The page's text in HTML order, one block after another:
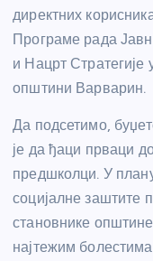
директних
Програме рада
и Нацрт
општини Варварин.
Да подсетимо,
је да ђаци прваци
предшколци. У
социјалне заштите
становнике
најтежим